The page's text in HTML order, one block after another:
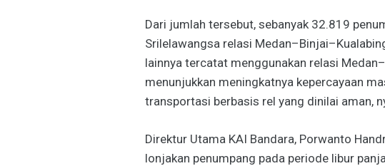
Dari jumlah tersebut, sebanyak 32.819
Srilelawangsa relasi
lainnya tercatat menggunakan relasi
menunjukkan meningkatnya kepercayaan
transportasi berbasis rel yang dinilai aman,
Direktur Utama KAI Bandara, Porwanto
lonjakan penumpang pada periode libur